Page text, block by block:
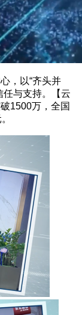
，以“齐头并
任与支持。【云
1500万，全国